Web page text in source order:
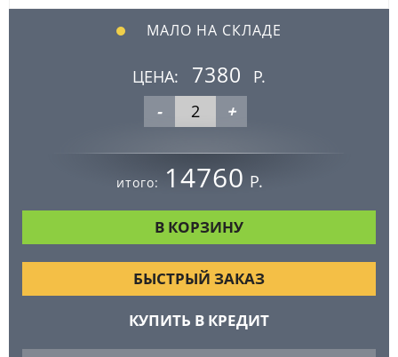
МАЛО НА СКЛАДЕ
ЦЕНА: 7380
Р.
-
+
итого: 14760 Р.
БЫСТРЫЙ ЗАКАЗ
КУПИТЬ В КРЕДИТ